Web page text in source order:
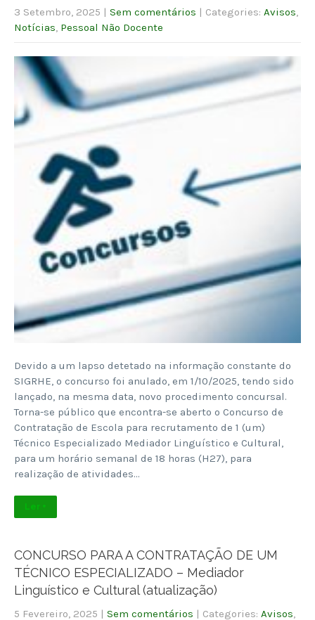
3 Setembro, 2025 | Sem comentários | Categories: Avisos
Notícias Pessoal Não Docente
Devido a um lapso detetado na informação constante do
SIGRHE, o concurso foi anulado, em 1/10/2025, tendo sido
lançado, na mesma data, novo procedimento concursal.
Torna-se público que encontra-se aberto o Concurso de
Contratação de Escola para recrutamento de 1 (um)
Técnico Especializado Mediador Linguístico e Cultural,
para um horário semanal de 18 horas (H27), para
realização de atividades…
Ler +
CONCURSO PARA A CONTRATAÇÃO DE UM
TÉCNICO ESPECIALIZADO – Mediador
Linguístico e Cultural (atualização)
5 Fevereiro, 2025 | Sem comentários | Categories: Avisos